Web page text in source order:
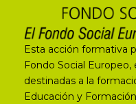
Esta acción formativa
Fondo Social
destinadas a la
Educación y